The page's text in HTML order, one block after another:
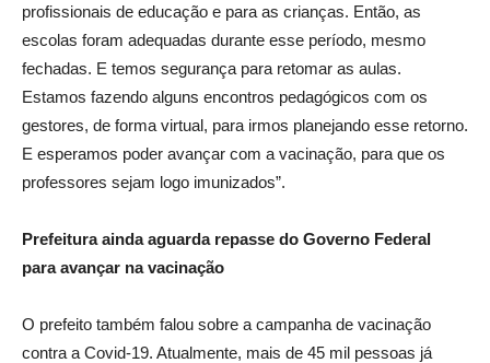
profissionais de educação e para as crianças. Então, as
escolas foram adequadas durante esse período, mesmo
fechadas. E temos segurança para retomar as aulas.
Estamos fazendo alguns encontros pedagógicos com os
gestores, de forma virtual, para irmos planejando esse retorno.
E esperamos poder avançar com a vacinação, para que os
professores sejam logo imunizados”.
Prefeitura ainda aguarda repasse do Governo Federal
para avançar na vacinação
O prefeito também falou sobre a campanha de vacinação
contra a Covid-19. Atualmente, mais de 45 mil pessoas já